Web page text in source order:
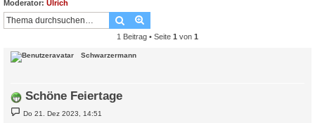
Moderator: Ulrich
Suche
1 Beitrag • Seite 1 von 1
Schwarzermann
Schöne Feiertage
B
e
Do 21. Dez 2023, 14:51